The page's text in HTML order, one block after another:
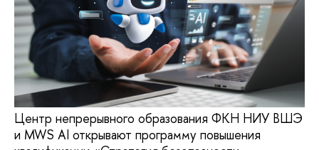
Центр непрерывного образования ФКН НИУ ВШЭ
и MWS AI открывают программу повышения